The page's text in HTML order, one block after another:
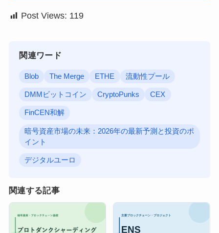
Post Views: 119
関連ワード
Blob The Merge ETHE 流動性プール
DMMビットコイン CryptoPunks CEX
FinCEN和解
暗号資産市場の未来：2026年の最新予測と投資のポ
イント
デジタルユーロ
関連する記事